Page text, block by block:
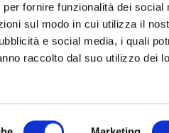
fornire funzionalità dei social
sul modo in cui utilizza il
e social media, i quali
raccolto dal suo utilizzo dei